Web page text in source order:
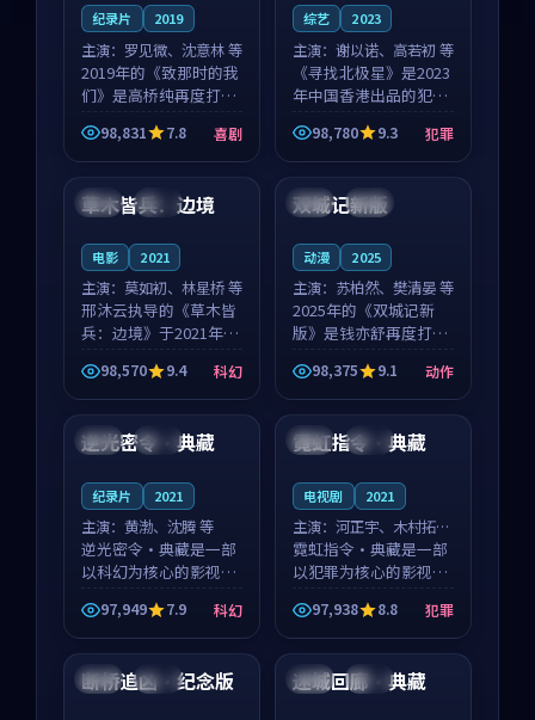
纪录片 2019
主演： 罗见微、沈意林 等
2019年的《致那时的我
们》是高桥纯再度打磨
的喜剧佳作。中国大陆
的取景与都市寓言的氛
围相互成就，罗见微与
沈意林的对手戏自然克
制，让整部影片在悬
98,831 7.8 喜剧
综艺 2023
主演： 谢以诺、高若初 等
《寻找北极星》是2023
年中国香港出品的犯罪
新作，主创团队希望用
公路冒险的故事让观众
停下来想一想。谢以诺
领衔，高若初担任重要
角色，戚南柯的叙事
98,780 9.3 犯罪
泰国 独播
草木皆兵：边境
电影 2021
主演： 莫如初、林星桥 等
邢沐云执导的《草木皆
兵：边境》于2021年面
世，泰国的城市气质与
校园青春的人物心境共
同构筑了影片基调。莫
如初、林星桥用细腻的
表演撑起整部科幻电
98,570 9.4 科幻
中国 独播
双城记新版
动漫 2025
主演： 苏柏然、樊清晏 等
2025年的《双城记新
版》是钱亦舒再度打磨
的动作佳作。中国大陆
的取景与沙漠探险的氛
围相互成就，苏柏然与
樊清晏的对手戏自然克
制，让整部影片在悬念
98,375 9.1 动作
中国 院线
逆光密令·典藏
纪录片 2021
主演： 黄渤、沈腾 等
逆光密令·典藏是一部
以科幻为核心的影视作
品，围绕危机、反转与
人物成长展开，整体节
奏紧凑，值得推荐观
看。
97,949 7.9 科幻
法国 独播
霓虹指令·典藏
电视剧 2021
主演： 河正宇、木村拓哉
等
霓虹指令·典藏是一部
以犯罪为核心的影视作
品，围绕危机、反转与
人物成长展开，整体节
奏紧凑，值得推荐观
看。
97,938 8.8 犯罪
中国 杜比
断桥追凶·纪念版 泰国 完结
迷城回廊·典藏